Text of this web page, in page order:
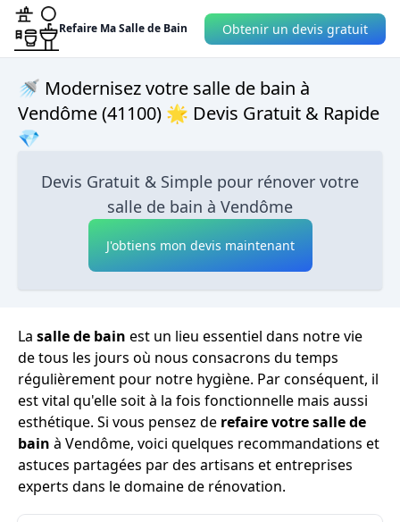
Refaire Ma Salle de Bain Obtenir un devis gratuit
🚿 Modernisez votre salle de bain à
Vendôme (41100) 🌟 Devis Gratuit & Rapide
💎
Devis Gratuit & Simple pour rénover votre
salle de bain à Vendôme
J'obtiens mon devis maintenant
La salle de bain est un lieu essentiel dans notre vie
de tous les jours où nous consacrons du temps
régulièrement pour notre hygiène. Par conséquent, il
est vital qu'elle soit à la fois fonctionnelle mais aussi
esthétique. Si vous pensez de refaire votre salle de
bain à Vendôme, voici quelques recommandations et
astuces partagées par des artisans et entreprises
experts dans le domaine de rénovation.